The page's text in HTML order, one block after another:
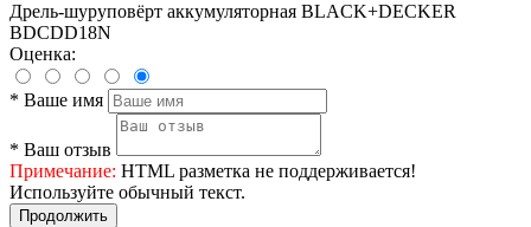
Дрель-шуруповёрт аккумуляторная BLACK+DECKER
BDCDD18N
Оценка:
* Ваше имя
* Ваш отзыв
Примечание: HTML разметка не поддерживается!
Используйте обычный текст.
Продолжить